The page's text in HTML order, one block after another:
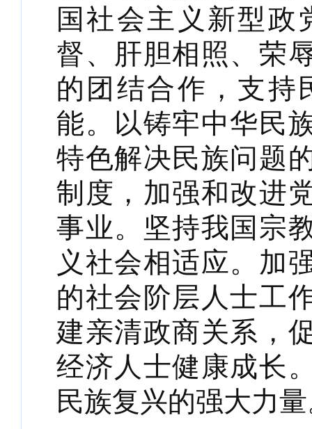
国社会主义新型政
督、肝胆相照、荣
的团结合作，支持
能。以铸牢中华民
特色解决民族问题
制度，加强和改进
事业。坚持我国宗
义社会相适应。加
的社会阶层人士工
建亲清政商关系，
经济人士健康成长
民族复兴的强大力